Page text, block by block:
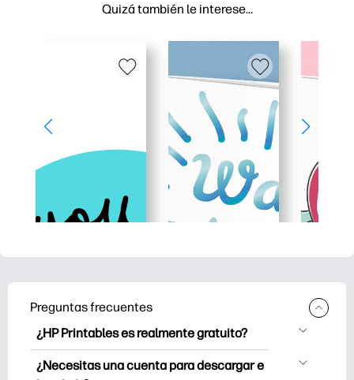
Quizá también le interese…
Preguntas frecuentes
¿HP Printables es realmente gratuito?
HP Printables ofrece más de 2500
¿Necesitas una cuenta para descargar e